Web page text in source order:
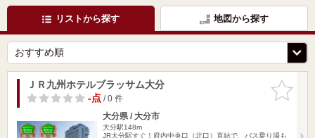
リストから探す 地図から探す
お気に入
りに追加
ＪＲ九州ホテルブラッサム大分
-点/ 0 件
大分県 / 大分市
大分駅148m
JR大分駅すぐ！府内中央口（北口）直結で、バス乗り場も